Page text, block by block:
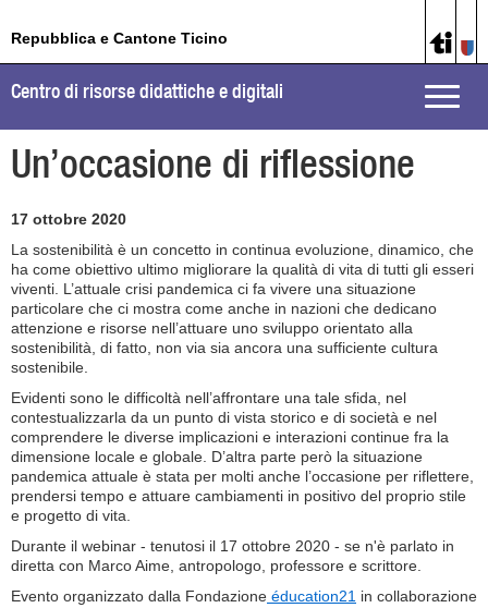
Repubblica e Cantone Ticino
Toggle
Centro di risorse didattiche e digitali
Un’occasione di riflessione
17 ottobre 2020
La sostenibilità è un concetto in continua evoluzione, dinamico, che
ha come obiettivo ultimo migliorare la qualità di vita di tutti gli esseri
viventi. L’attuale crisi pandemica ci fa vivere una situazione
particolare che ci mostra come anche in nazioni che dedicano
attenzione e risorse nell’attuare uno sviluppo orientato alla
sostenibilità, di fatto, non via sia ancora una sufficiente cultura
sostenibile.
Evidenti sono le difficoltà nell’affrontare una tale sfida, nel
contestualizzarla da un punto di vista storico e di società e nel
comprendere le diverse implicazioni e interazioni continue fra la
dimensione locale e globale. D’altra parte però la situazione
pandemica attuale è stata per molti anche l’occasione per riflettere,
prendersi tempo e attuare cambiamenti in positivo del proprio stile
e progetto di vita.
Durante il webinar - tenutosi il 17 ottobre 2020 - se n'è parlato in
diretta con Marco Aime, antropologo, professore e scrittore.
Evento organizzato dalla Fondazione éducation21 in collaborazione